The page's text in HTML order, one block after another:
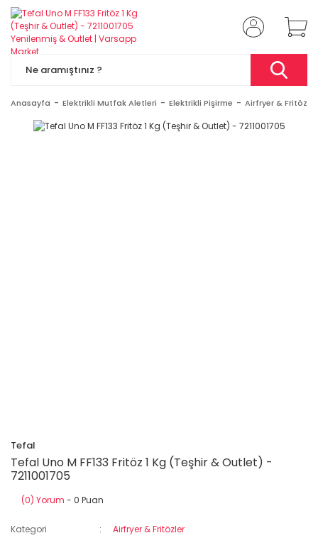
Anasayfa Elektrikli Mutfak Aletleri Elektrikli Pişirme Airfryer & Fritözler
Tefal
Tefal Uno M FF133 Fritöz 1 Kg (Teşhir & Outlet) -
7211001705
(0) Yorum - 0 Puan
Kategori Airfryer & Fritözler